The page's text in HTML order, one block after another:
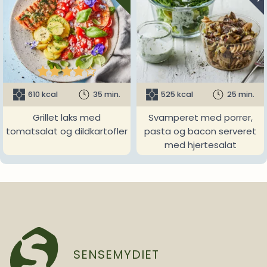

610 kcal 35 min.
Grillet laks med
tomatsalat og dildkartofler
525 kcal 25 min.
Svamperet med porrer,
pasta og bacon serveret
med hjertesalat
SENSEMYDIET